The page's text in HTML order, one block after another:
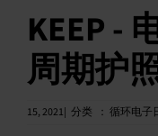
KEEP -
周期护
15, 2021| 分类 ： 循环电子